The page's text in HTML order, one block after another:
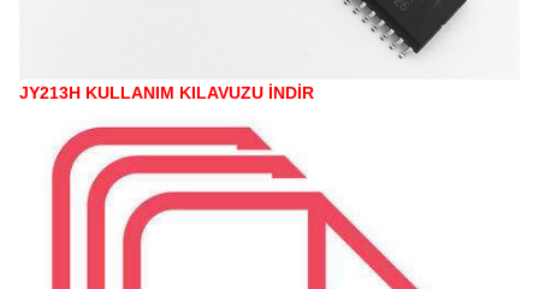
JY213H KULLANIM KILAVUZU İNDİR